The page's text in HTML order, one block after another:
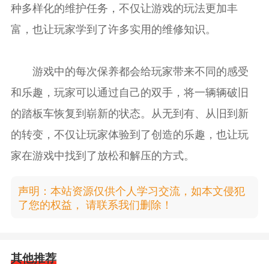
种多样化的维护任务，不仅让游戏的玩法更加丰
富，也让玩家学到了许多实用的维修知识。
游戏中的每次保养都会给玩家带来不同的感受
和乐趣，玩家可以通过自己的双手，将一辆辆破旧
的踏板车恢复到崭新的状态。从无到有、从旧到新
的转变，不仅让玩家体验到了创造的乐趣，也让玩
家在游戏中找到了放松和解压的方式。
声明：本站资源仅供个人学习交流，如本文侵犯
了您的权益， 请联系我们删除！
其他推荐